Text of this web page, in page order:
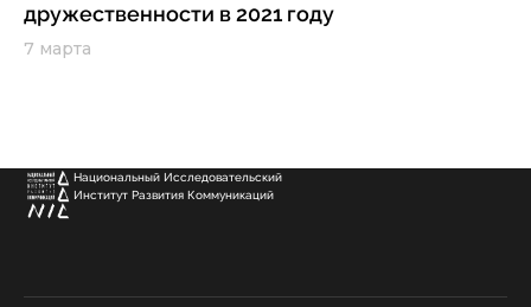
дружественности в 2021 году
7 марта
Национальный Исследовательский
Институт Развития Коммуникаций